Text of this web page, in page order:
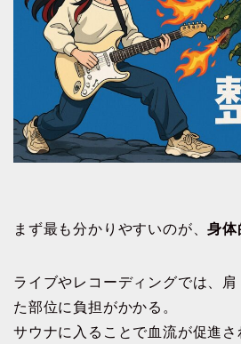
まず最も分かりやすいのが、身体
ライブやレコーディングでは、
た部位に負担がかかる。
サウナに入ることで血流が促進